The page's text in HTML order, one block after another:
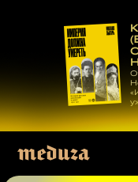
материалам